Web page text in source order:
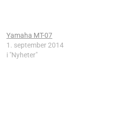
Yamaha MT-07
1. september 2014
i "Nyheter"